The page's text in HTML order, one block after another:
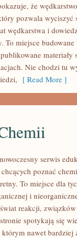
że
pozwala
wędkarstwa i
To miejsce
materiały
Nie chodzi tu
[ Read More ]
serwis
poznać
To miejsce dla
i
reakcji,
spotykają się
nawet bardziej